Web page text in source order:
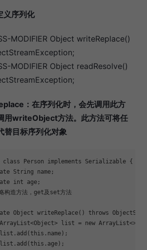
义序列化
MODIFIER Object writeReplace()
MODIFIER Object readResolve()
：在序列化时，会先调用此方
用writeObject方法。此方法可将任
替目标序列化对象
class Person implements Serializable {
String name;
int age;
构造方法，get及set方法
Object writeReplace() throws
list = new ArrayList<>(
this .name);
this .age);